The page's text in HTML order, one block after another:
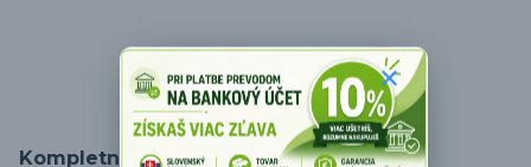
Kompletné špecifikácie